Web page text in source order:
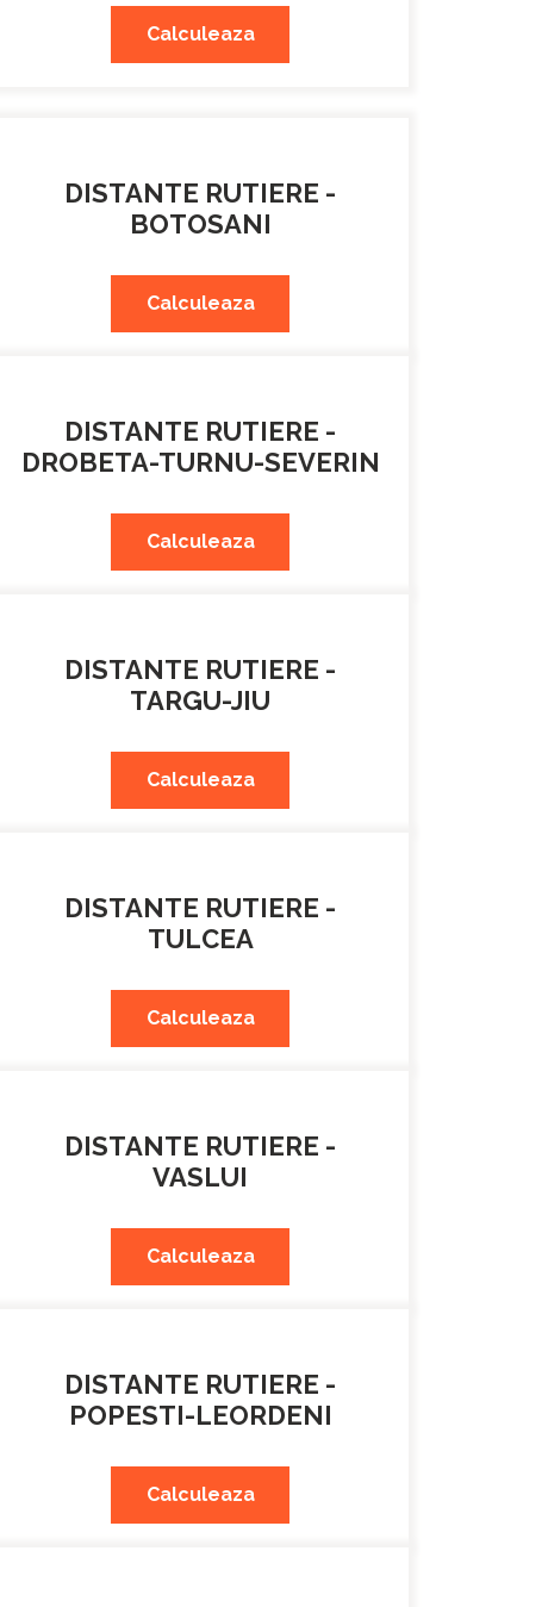
Calculeaza
DISTANTE RUTIERE -
BOTOSANI
Calculeaza
DISTANTE RUTIERE -
DROBETA-TURNU-SEVERIN
Calculeaza
DISTANTE RUTIERE -
TARGU-JIU
Calculeaza
DISTANTE RUTIERE -
TULCEA
Calculeaza
DISTANTE RUTIERE -
VASLUI
Calculeaza
DISTANTE RUTIERE -
POPESTI-LEORDENI
Calculeaza